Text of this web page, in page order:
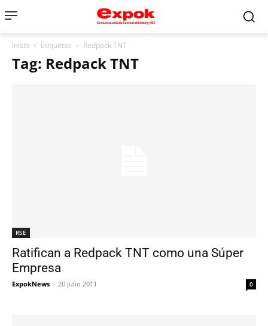
Inicio Etiquetas Redpack TNT
Tag: Redpack TNT
RSE
Ratifican a Redpack TNT como una Súper
Empresa
ExpokNews - 20 julio 2011 0